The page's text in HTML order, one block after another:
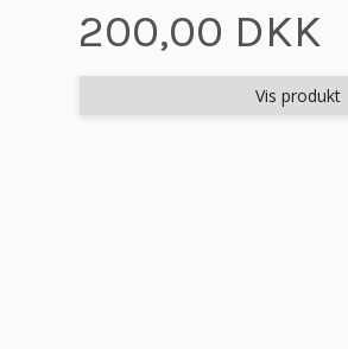
200,00 DKK
Vis produkt